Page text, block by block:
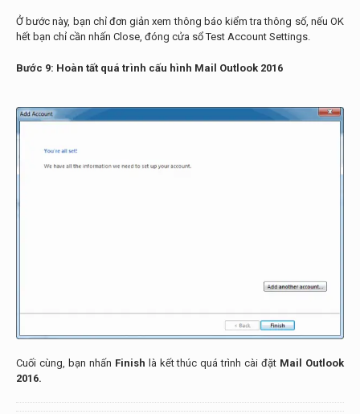
Ở bước này, bạn chỉ đơn giản xem thông báo kiểm tra thông số, nếu OK
hết bạn chỉ cần nhấn Close, đóng cửa sổ Test Account Settings.
Bước 9: Hoàn tất quá trình cấu hình Mail Outlook 2016
Cuối cùng, bạn nhấn Finish là kết thúc quá trình cài đặt Mail Outlook
2016.